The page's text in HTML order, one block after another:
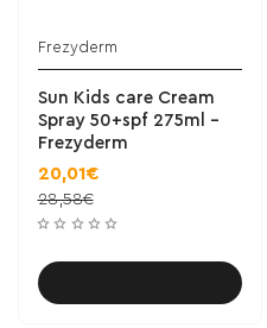
Frezyderm
Sun Kids care Cream
Spray 50+spf 275ml -
Frezyderm
20,01€
28,58€